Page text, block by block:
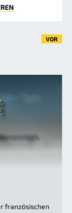
VOR
französischen